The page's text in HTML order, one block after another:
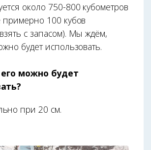
около 750-800 кубометров
100 кубов
с запасом). Мы ждём,
будет использовать.
можно будет
при 20 см.